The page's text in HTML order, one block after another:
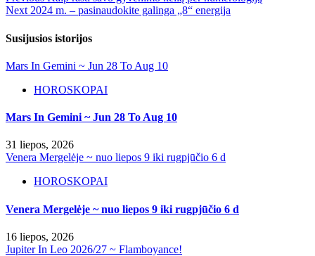
Next2024 m. – pasinaudokite galinga „8“ energija
Susijusios istorijos
Mars In Gemini ~ Jun 28 To Aug 10
HOROSKOPAI
Mars In Gemini ~ Jun 28 To Aug 10
31 liepos, 2026
Venera Mergelėje ~ nuo liepos 9 iki rugpjūčio 6 d
HOROSKOPAI
Venera Mergelėje ~ nuo liepos 9 iki rugpjūčio 6 d
16 liepos, 2026
Jupiter In Leo 2026/27 ~ Flamboyance!